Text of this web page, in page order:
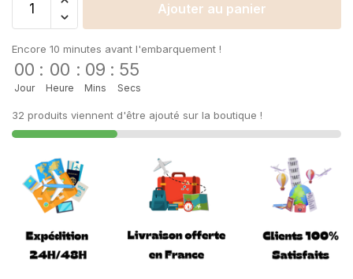
Ajouter au panier
Encore 10 minutes avant l'embarquement !
00
Jour
: 00
Heure
: 09
Mins
: 54
Secs
32 produits viennent d'être ajouté sur la boutique !